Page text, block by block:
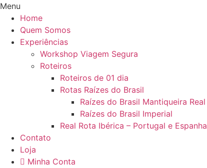
Menu
Home
Quem Somos
Experiências
Workshop Viagem Segura
Roteiros
Roteiros de 01 dia
Rotas Raízes do Brasil
Raízes do Brasil Mantiqueira Real
Raízes do Brasil Imperial
Real Rota Ibérica – Portugal e Espanha
Contato
Loja
Minha Conta